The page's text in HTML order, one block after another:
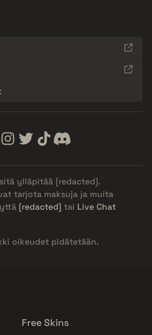
ylläpitää [redacted].
tarjota maksuja ja muita
[redacted] tai Live Chat
oikeudet pidätetään.
Free Skins